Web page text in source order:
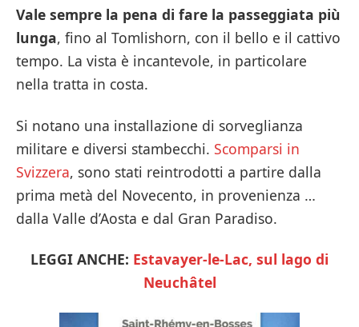
Vale sempre la pena di fare la passeggiata più
lunga, fino al Tomlishorn, con il bello e il cattivo
tempo. La vista è incantevole, in particolare
nella tratta in costa.
Si notano una installazione di sorveglianza
militare e diversi stambecchi. Scomparsi in
Svizzera, sono stati reintrodotti a partire dalla
prima metà del Novecento, in provenienza …
dalla Valle d’Aosta e dal Gran Paradiso.
LEGGI ANCHE: Estavayer-le-Lac, sul lago di
Neuchâtel